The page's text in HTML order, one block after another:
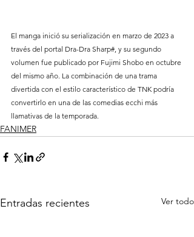
El manga inició su serialización en marzo de 2023 a
través del portal Dra-Dra Sharp#, y su segundo
volumen fue publicado por Fujimi Shobo en octubre
del mismo año. La combinación de una trama
divertida con el estilo característico de TNK podría
convertirlo en una de las comedias ecchi más
llamativas de la temporada.
FANIMER
Entradas recientes Ver todo